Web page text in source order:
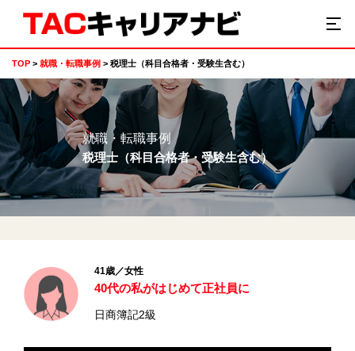
TOP 就職・転職事例 税理士（科目合格者・受験生含む）
就職・転職事例
税理士（科目合格者・受験生含む）
41歳／女性
40代の私がはじめて正社員に
日商簿記2級